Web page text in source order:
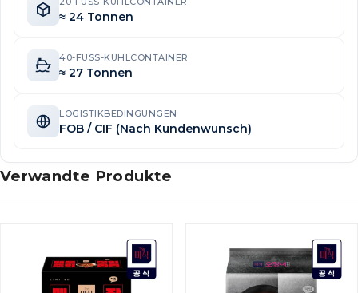
≈ 24 Tonnen
40-FUSS-KÜHLCONTAINER
≈ 27 Tonnen
LOGISTIKBEDINGUNGEN
FOB / CIF (Nach Kundenwunsch)
Verwandte Produkte